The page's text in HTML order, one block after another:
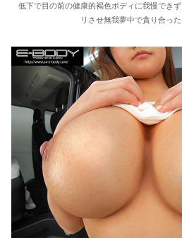
低下で目の前の健康的褐色ボディに我慢でき
リさせ無我夢中で貪り合っ